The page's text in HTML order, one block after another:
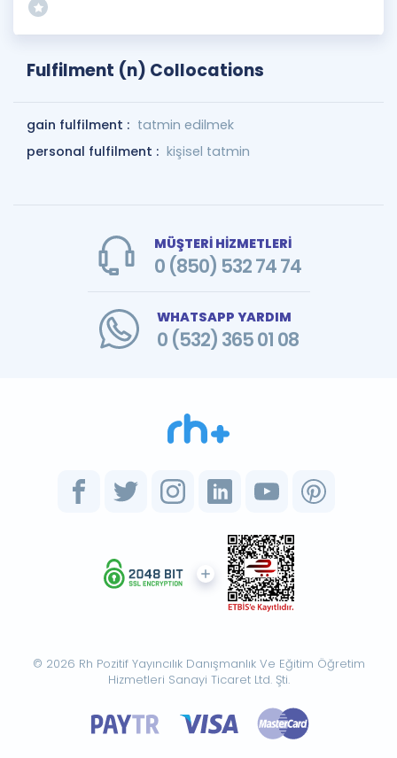
Fulfilment (n) Collocations
gain fulfilment : tatmin edilmek
personal fulfilment : kişisel tatmin
MÜŞTERİ HİZMETLERİ
0 (850) 532 74 74
WHATSAPP YARDIM
0 (532) 365 01 08
© 2026 Rh Pozitif Yayıncılık Danışmanlık Ve Eğitim Öğretim
Hizmetleri Sanayi Ticaret Ltd. Şti.